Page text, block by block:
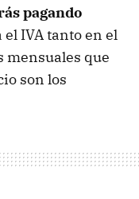
pagando
IVA tanto en el
mensuales que
son los